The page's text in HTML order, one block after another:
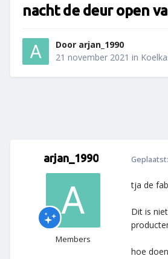
nacht de deur open
Door arjan_1990
21 november 2021 in
arjan_1990
Members
Geplaatst:
tja de
Dit is
hoe